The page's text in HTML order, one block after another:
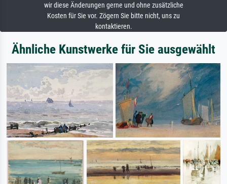
wir diese Änderungen gerne und ohne zusätzliche
Kosten für Sie vor. Zögern Sie bitte nicht, uns zu
kontaktieren.
Ähnliche Kunstwerke für Sie ausgewählt